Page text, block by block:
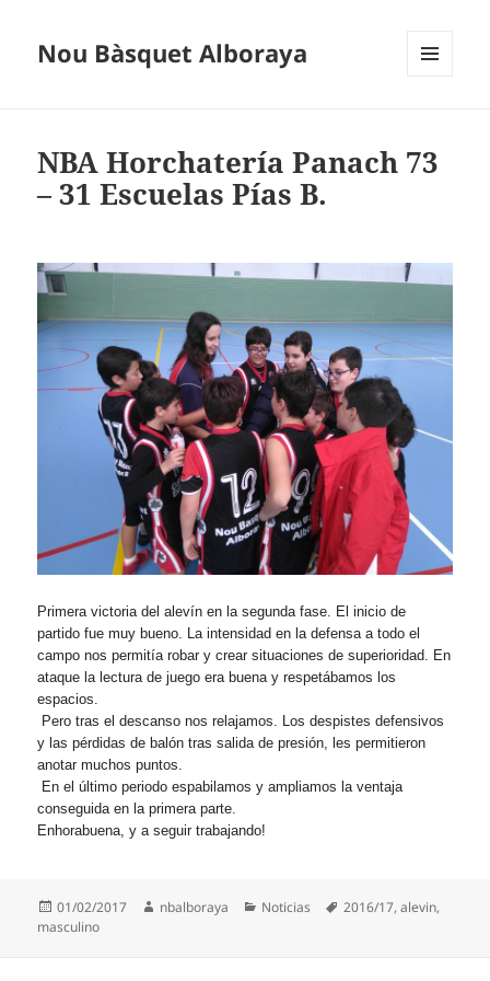
Nou Bàsquet Alboraya
NBA Horchatería Panach 73
– 31 Escuelas Pías B.
Primera victoria del alevín en la segunda fase. El inicio de
partido fue muy bueno. La intensidad en la defensa a todo el
campo nos permitía robar y crear situaciones de superioridad. En
ataque la lectura de juego era buena y respetábamos los
espacios.
Pero tras el descanso nos relajamos. Los despistes defensivos
y las pérdidas de balón tras salida de presión, les permitieron
anotar muchos puntos.
En el último periodo espabilamos y ampliamos la ventaja
conseguida en la primera parte.
Enhorabuena, y a seguir trabajando!
Publicado
el
01/02/2017 Autor
nbalboraya Categorías
Noticias Etiquetas
2016/17,alevin,
masculino